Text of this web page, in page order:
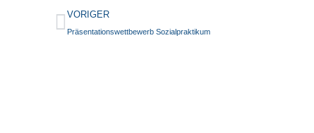
VORIGER
Präsentationswettbewerb Sozialpraktikum